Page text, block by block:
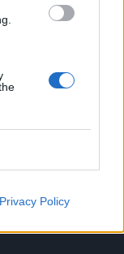
Privacy Policy
koji
način ne samo
i za povećanje
prihvatljiv način
Pa zašto ne